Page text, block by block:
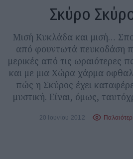
Σκύρο
Μισή Κυκλάδα και μισή…
από φουντωτά πευκοδάση
μερικές από τις ωραιότερες
και με μια Χώρα χάρμα
πώς η Σκύρος έχει
μυστική. Είναι, όμως,
20 Ιουνίου 2012